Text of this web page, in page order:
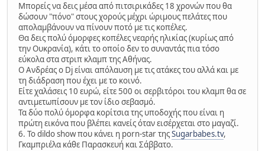
Μπορείς να δεις μέσα από πιτσιρικάδες 18 χρονών που θα
δώσουν "πόνο" στους χορούς μέχρι ώριμους πελάτες που
απολαμβάνουν να πίνουν ποτό με τις κοπέλες.
Θα δεις πολύ όμορφες κοπέλες νεαρής ηλικίας (κυρίως από
την Ουκρανία), κάτι το οποίο δεν το συναντάς πια τόσο
εύκολα στα στριπ κλαμπ της Αθήνας.
Ο Ανδρέας ο Dj είναι απόλαυση με τις ατάκες του αλλά και με
τη διάδραση που έχει με το κοινό.
Είτε χαλάσεις 10 ευρώ, είτε 500 οι σερβιτόροι του κλαμπ θα σε
αντιμετωπίσουν με τον ίδιο σεβασμό.
Τα δύο πολύ όμορφα κορίτσια της υποδοχής που είναι η
πρώτη εικόνα που βλέπει κανείς όταν εισέρχεται στο μαγαζί.
6. Το dildo show που κάνει η porn-star τηςSugarbabes.tv,
Γκαμπριέλα κάθε Παρασκευή και Σάββατο.